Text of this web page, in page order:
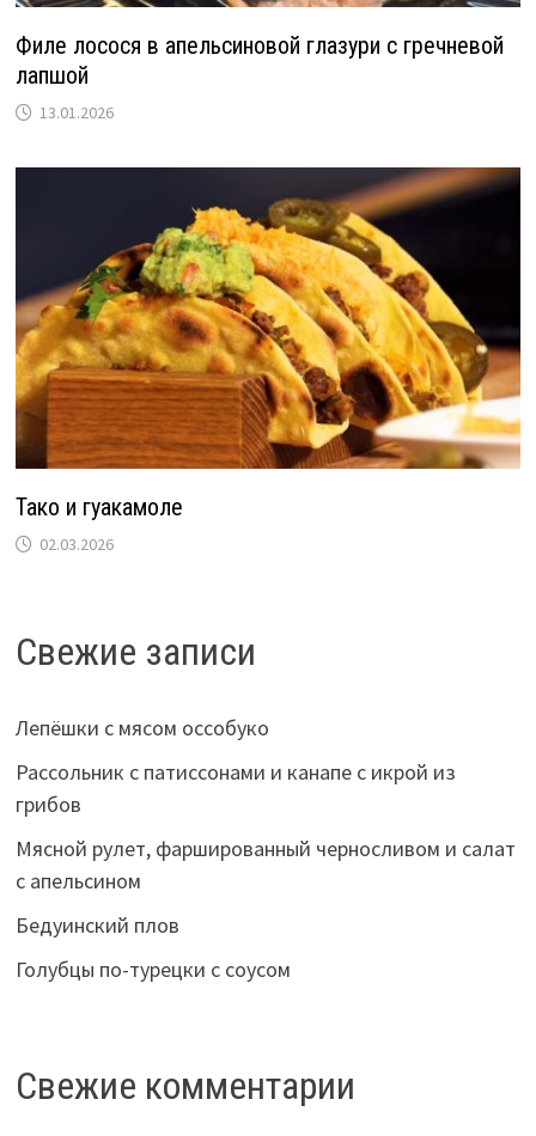
Филе лосося в апельсиновой глазури с гречневой
лапшой
13.01.2026
Тако и гуакамоле
02.03.2026
Свежие записи
Лепёшки с мясом оссобуко
Рассольник с патиссонами и канапе с икрой из
грибов
Мясной рулет, фаршированный черносливом и салат
с апельсином
Бедуинский плов
Голубцы по-турецки с соусом
Свежие комментарии